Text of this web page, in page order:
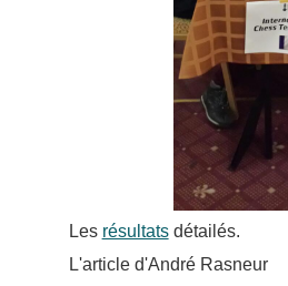
Les résultatsdétailés.
L'article d'André Rasneur